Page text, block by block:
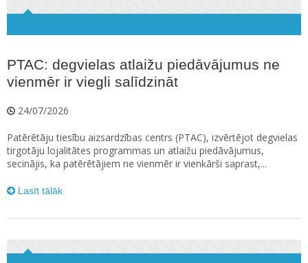
PTAC: degvielas atlaižu piedāvājumus ne
vienmēr ir viegli salīdzināt
24/07/2026
Patērētāju tiesību aizsardzības centrs (PTAC), izvērtējot degvielas
tirgotāju lojalitātes programmas un atlaižu piedāvājumus,
secinājis, ka patērētājiem ne vienmēr ir vienkārši saprast,...
Lasīt tālāk